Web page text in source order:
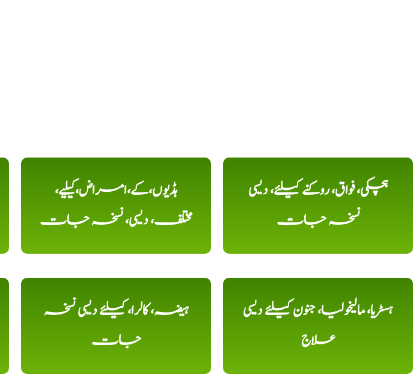
ہڈیوں،کے،امراض،کیلیے،
مختلف، دیسی، نسخہ جات
ہچکی، فواق، روکنے کیلئے، دیسی
نسخہ جات
ہیضہ، کالرا، کیلئے دیسی نسخہ
جات
ہسٹریا، مالیخولیا، جنون کیلئے دیسی
علاج